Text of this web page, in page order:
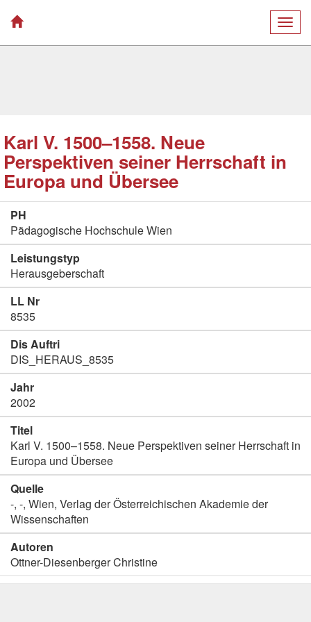
Karl V. 1500–1558. Neue
Perspektiven seiner Herrschaft in
Europa und Übersee
PH
Pädagogische Hochschule Wien
Leistungstyp
Herausgeberschaft
LL Nr
8535
Dis Auftri
DIS_HERAUS_8535
Jahr
2002
Titel
Karl V. 1500–1558. Neue Perspektiven seiner Herrschaft in
Europa und Übersee
Quelle
-, -, Wien, Verlag der Österreichischen Akademie der
Wissenschaften
Autoren
Ottner-Diesenberger Christine